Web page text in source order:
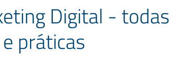
Digital - todas
práticas